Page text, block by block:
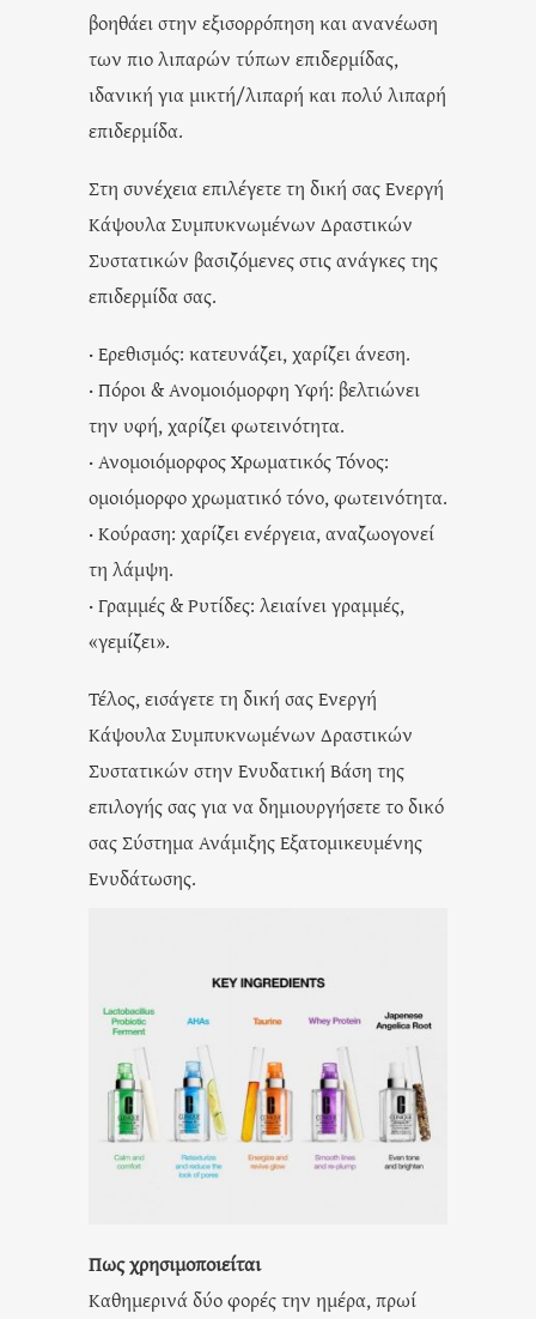
βοηθάει στην εξισορρόπηση και ανανέωση
των πιο λιπαρών τύπων επιδερμίδας,
ιδανική για μικτή/λιπαρή και πολύ λιπαρή
επιδερμίδα.
Στη συνέχεια επιλέγετε τη δική σας Ενεργή
Κάψουλα Συμπυκνωμένων Δραστικών
Συστατικών βασιζόμενες στις ανάγκες της
επιδερμίδα σας.
· Ερεθισμός: κατευνάζει, χαρίζει άνεση.
· Πόροι & Ανομοιόμορφη Υφή: βελτιώνει
την υφή, χαρίζει φωτεινότητα.
· Ανομοιόμορφος Χρωματικός Τόνος:
ομοιόμορφο χρωματικό τόνο, φωτεινότητα.
· Κούραση: χαρίζει ενέργεια, αναζωογονεί
τη λάμψη.
· Γραμμές & Ρυτίδες: λειαίνει γραμμές,
«γεμίζει».
Τέλος, εισάγετε τη δική σας Ενεργή
Κάψουλα Συμπυκνωμένων Δραστικών
Συστατικών στην Ενυδατική Βάση της
επιλογής σας για να δημιουργήσετε το δικό
σας Σύστημα Ανάμιξης Εξατομικευμένης
Ενυδάτωσης.
Πως χρησιμοποιείται
Καθημερινά δύο φορές την ημέρα, πρωί